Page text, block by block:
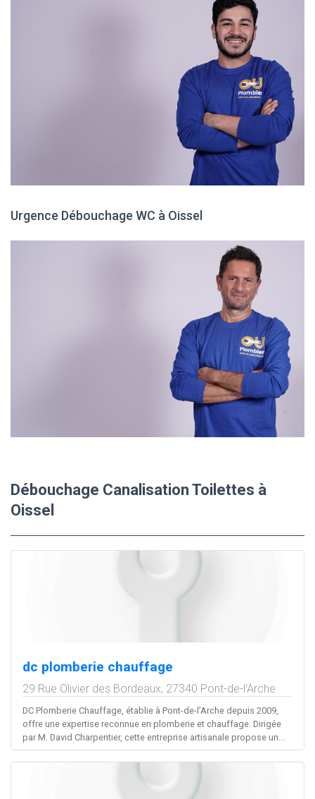
Urgence Débouchage WC à Oissel
Débouchage Canalisation Toilettes à
Oissel
dc plomberie chauffage
29 Rue Olivier des Bordeaux, 27340 Pont-de-l'Arche
DC Plomberie Chauffage, établie à Pont-de-l’Arche depuis 2009,
offre une expertise reconnue en plomberie et chauffage. Dirigée
par M. David Charpentier, cette entreprise artisanale propose un...